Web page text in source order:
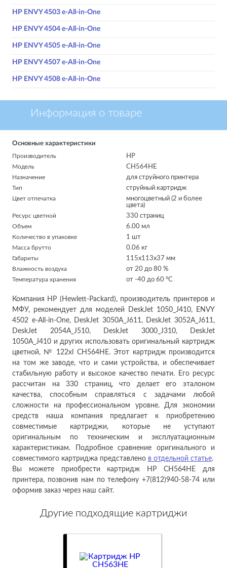
HP ENVY 4503 e-All-in-One
HP ENVY 4504 e-All-in-One
HP ENVY 4505 e-All-in-One
HP ENVY 4507 e-All-in-One
HP ENVY 4508 e-All-in-One
Информация о товаре
Основные характеристики
HP
Производитель
CH564HE
Модель
для струйного принтера
Назначение
струйный картридж
Тип
многоцветный (2 и более
цвета)
Цвет отпечатка
330 страниц
Ресурс цветной
6.00 мл
Объем
1 шт
Количество в упаковке
0.06 кг
Масса брутто
115x113x37 мм
Габариты
от 20 до 80 %
Влажность воздуха
от -40 до 60 °C
Температура хранения
Компания HP (Hewlett-Packard), производитель принтеров и
МФУ, рекомендует для моделей DeskJet 1050_J410, ENVY
4502 e-All-in-One, DeskJet 3050A_J611, DeskJet 3052A_J611,
DeskJet 2054A_J510, DeskJet 3000_J310, DeskJet
1050A_J410 и других использовать оригинальный картридж
цветной, № 122xl CH564HE. Этот картридж производится
на том же заводе, что и сами устройства, и обеспечивает
стабильную работу и высокое качество печати. Его ресурс
рассчитан на 330 страниц, что делает его эталоном
качества, способным справляться с задачами любой
сложности на профессиональном уровне. Для экономии
средств наша компания предлагает к приобретению
совместимые картриджи, которые не уступают
оригинальным по техническим и эксплуатационным
характеристикам. Подробное сравнение оригинального и
совместимого картриджа представлено в отдельной статье.
Вы можете приобрести картридж HP CH564HE для
принтера, позвонив нам по телефону +7(812)940-58-74 или
оформив заказ через наш сайт.
Другие подходящие картриджи